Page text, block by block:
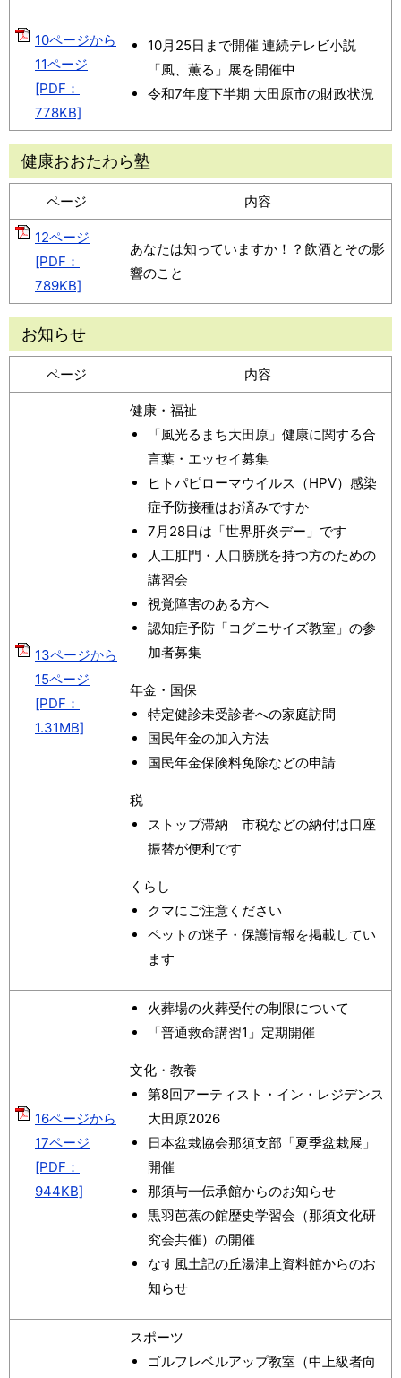
10ページから
11ページ
[PDF：
778KB]
10月25日まで開催 連続テレビ小説
「風、薫る」展を開催中
令和7年度下半期 大田原市の財政状況
健康おおたわら塾
ページ 内容
12ページ
[PDF：
789KB]
あなたは知っていますか！？飲酒とその影
響のこと
お知らせ
ページ 内容
13ページから
15ページ
[PDF：
1.31MB]
健康・福祉
「風光るまち大田原」健康に関する合
言葉・エッセイ募集
ヒトパピローマウイルス（HPV）感染
症予防接種はお済みですか
7月28日は「世界肝炎デー」です
人工肛門・人口膀胱を持つ方のための
講習会
視覚障害のある方へ
認知症予防「コグニサイズ教室」の参
加者募集
年金・国保
特定健診未受診者への家庭訪問
国民年金の加入方法
国民年金保険料免除などの申請
税
ストップ滞納 市税などの納付は口座
振替が便利です
くらし
クマにご注意ください
ペットの迷子・保護情報を掲載してい
ます
16ページから
17ページ
[PDF：
944KB]
火葬場の火葬受付の制限について
「普通救命講習1」定期開催
文化・教養
第8回アーティスト・イン・レジデンス
大田原2026
日本盆栽協会那須支部「夏季盆栽展」
開催
那須与一伝承館からのお知らせ
黒羽芭蕉の館歴史学習会（那須文化研
究会共催）の開催
なす風土記の丘湯津上資料館からのお
知らせ
スポーツ
ゴルフレベルアップ教室（中上級者向